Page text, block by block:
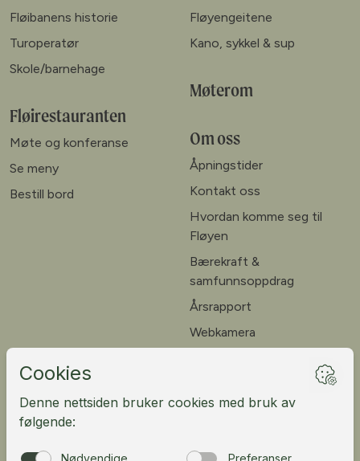
Fløibanens historie
Turoperatør
Skole/barnehage
Fløirestauranten
Møte og konferanse
Se meny
Bestill bord
Fløyengeitene
Kano, sykkel & sup
Møterom
Om oss
Åpningstider
Kontakt oss
Hvordan komme seg til
Fløyen
Bærekraft &
samfunnsoppdrag
Årsrapport
Webkamera